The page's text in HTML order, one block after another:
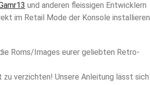
und anderen fleissigen Entwicklern
im Retail Mode der Konsole installieren
Roms/Images eurer geliebten Retro-
verzichten! Unsere Anleitung lässt sich